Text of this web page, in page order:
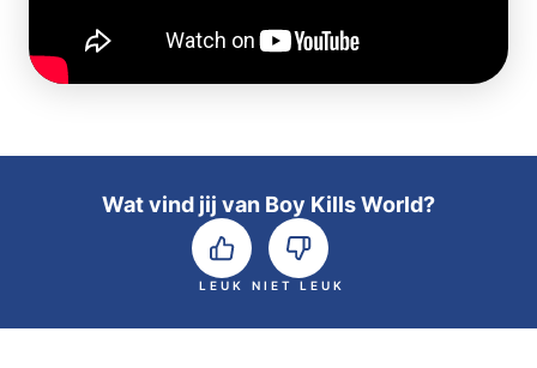
Wat vind jij van Boy Kills World?
LEUK NIET LEUK